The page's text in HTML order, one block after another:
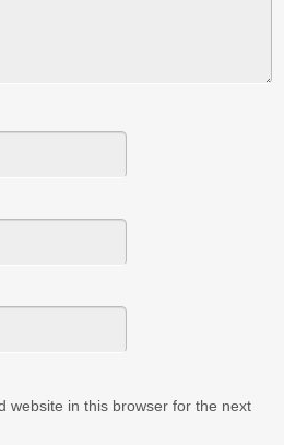
website in this browser for the next